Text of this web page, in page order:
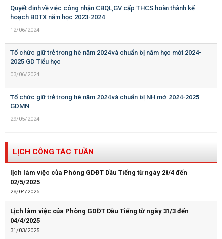
Quyết định về việc công nhận CBQL,GV cấp THCS hoàn thành kế
hoạch BDTX năm học 2023-2024
12/06/2024
Tổ chức giữ trẻ trong hè năm 2024 và chuẩn bị năm học mới 2024-
2025 GD Tiểu học
03/06/2024
Tổ chức giữ trẻ trong hè năm 2024 và chuẩn bị NH mới 2024-2025
GDMN
29/05/2024
LỊCH CÔNG TÁC TUẦN
lịch làm việc của Phòng GDĐT Dầu Tiếng từ ngày 28/4 đến
02/5/2025
28/04/2025
Lịch làm việc của Phòng GDĐT Dầu Tiếng từ ngày 31/3 đến
04/4/2025
31/03/2025